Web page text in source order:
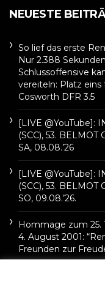
NEUESTE
So lief das erste
Nur 2.388
Schlussoffensive
vereiteln: Platz eins
Cosworth DFR 3.5
[LIVE @YouTube]:
(SCC), 53.
SA, 08.08.’26
[LIVE @YouTube]:
(SCC), 53.
SO, 09.08.’26.
Hommage zum 25.
4. August 2001:
Freunden zur